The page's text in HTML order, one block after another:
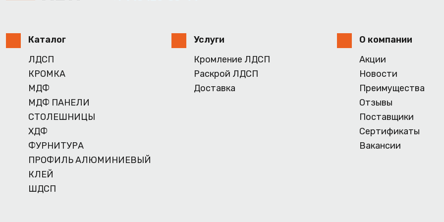
Каталог
ЛДСП
КРОМКА
МДФ
МДФ ПАНЕЛИ
СТОЛЕШНИЦЫ
ХДФ
ФУРНИТУРА
ПРОФИЛЬ АЛЮМИНИЕВЫЙ
КЛЕЙ
ШДСП
Услуги
Кромление ЛДСП
Раскрой ЛДСП
Доставка
О компании
Акции
Новости
Преимущества
Отзывы
Поставщики
Сертификаты
Вакансии